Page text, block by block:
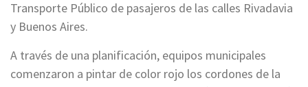
Transporte Público de pasajeros de las calles Rivadavia
y Buenos Aires.
A través de una planificación, equipos municipales
comenzaron a pintar de color rojo los cordones de la